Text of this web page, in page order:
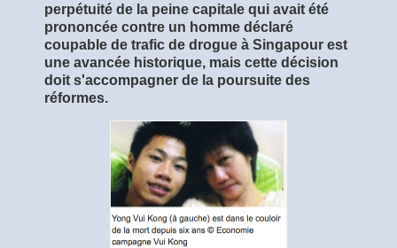
perpétuité de la peine capitale qui avait été
prononcée contre un homme déclaré
coupable de trafic de drogue à Singapour est
une avancée historique, mais cette décision
doit s'accompagner de la poursuite des
réformes.